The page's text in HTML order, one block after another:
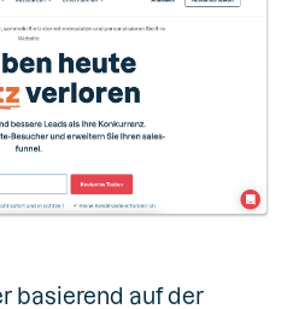
basierend auf der